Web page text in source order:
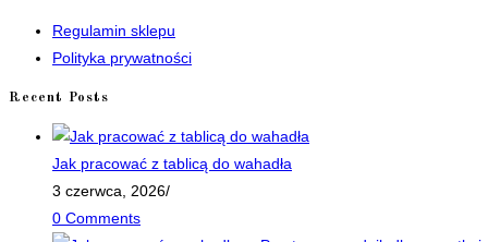
new
tab
Regulamin sklepu
Polityka prywatności
Recent Posts
Jak pracować z tablicą do wahadła
3 czerwca, 2026/
0 Comments